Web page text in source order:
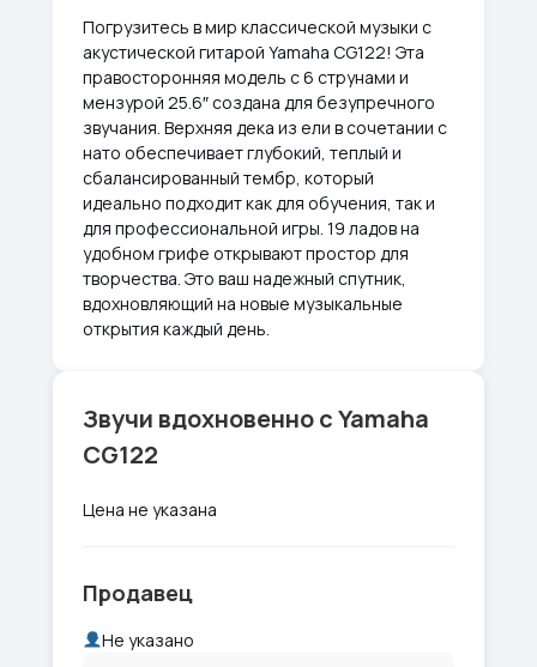
Погрузитесь в мир классической музыки с
акустической гитарой Yamaha CG122! Эта
правосторонняя модель с 6 струнами и
мензурой 25.6″ создана для безупречного
звучания. Верхняя дека из ели в сочетании с
нато обеспечивает глубокий, теплый и
сбалансированный тембр, который
идеально подходит как для обучения, так и
для профессиональной игры. 19 ладов на
удобном грифе открывают простор для
творчества. Это ваш надежный спутник,
вдохновляющий на новые музыкальные
открытия каждый день.
Звучи вдохновенно с Yamaha
CG122
Цена не указана
Продавец
Не указано